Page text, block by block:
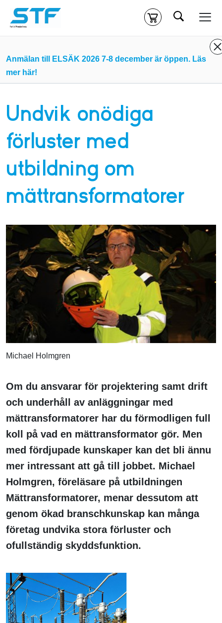
Kassa
Du måste vara inloggad för att köpa kurser.
Klicka här för att komma till alla tillgängliga onlinekurser.
Sök
Anmälan till ELSÄK 2026 7-8 december är öppen. Läs
mer här!
Undvik onödiga
förluster med
utbildning om
mättransformatorer
Michael Holmgren
Om du ansvarar för projektering samt drift
och underhåll av anläggningar med
mättransformatorer har du förmodligen full
koll på vad en mättransformator gör. Men
med fördjupade kunskaper kan det bli ännu
mer intressant att gå till jobbet. Michael
Holmgren, föreläsare på utbildningen
Mättransformatorer, menar dessutom att
genom ökad branschkunskap kan många
företag undvika stora förluster och
ofullständig skyddsfunktion.